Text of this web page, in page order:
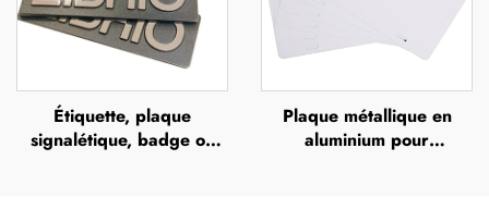
Étiquette, plaque
signalétique, badge ou
Plaque métallique en
aluminium pour